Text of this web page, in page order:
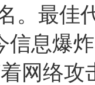
。最佳
信息爆
网络攻